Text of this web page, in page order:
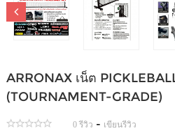
ARRONAX เน็ต
(TOURNAMENT-GRADE)
0 รีวิว - เขียนรีวิว